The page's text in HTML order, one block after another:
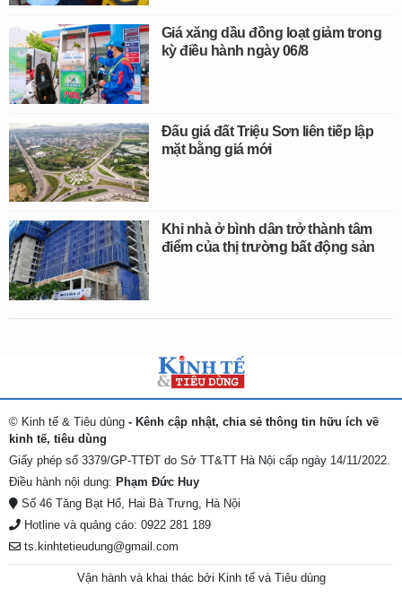
Giá xăng dầu đồng loạt giảm trong
kỳ điều hành ngày 06/8
Đấu giá đất Triệu Sơn liên tiếp lập
mặt bằng giá mới
Khi nhà ở bình dân trở thành tâm
điểm của thị trường bất động sản
© Kinh tế & Tiêu dùng - Kênh cập nhật, chia sẻ thông tin hữu ích về
kinh tế, tiêu dùng
Giấy phép số 3379/GP-TTĐT do Sở TT&TT Hà Nội cấp ngày 14/11/2022.
Điều hành nội dung: Phạm Đức Huy
Số 46 Tăng Bạt Hổ, Hai Bà Trưng, Hà Nội
Hotline và quảng cáo: 0922 281 189
ts.kinhtetieudung@gmail.com
Vận hành và khai thác bởi Kinh tế và Tiêu dùng